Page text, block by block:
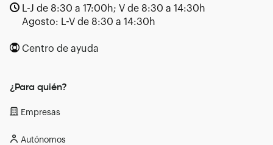
L-J de 8:30 a 17:00h; V de 8:30 a 14:30h
Agosto: L-V de 8:30 a 14:30h
Centro de ayuda
¿Para quién?
Empresas
Autónomos